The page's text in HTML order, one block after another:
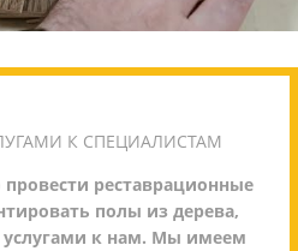
К СПЕЦИАЛИСТАМ
реставрационные
полы из дерева,
услугами к нам. Мы имеем